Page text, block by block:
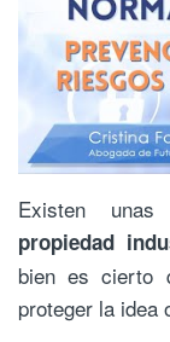
Existen
propiedad
bien es cierto
proteger la idea